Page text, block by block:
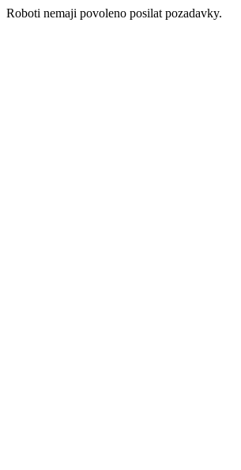
Roboti nemaji povoleno posilat pozadavky.